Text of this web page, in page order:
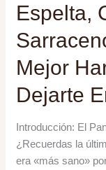
Espelta,
Mejor
Dejarte
Introducción: El
¿Recuerdas la
era «más sano»